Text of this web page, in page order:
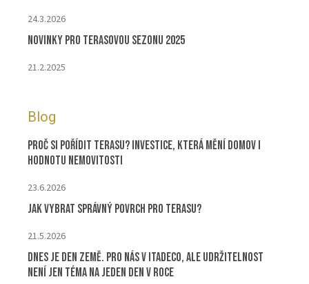
24.3.2026
Novinky pro terasovou sezonu 2025
21.2.2025
Blog
Proč si pořídit terasu? Investice, která mění domov i
hodnotu nemovitosti
23.6.2026
Jak vybrat správný povrch pro terasu?
21.5.2026
Dnes je Den Země. Pro nás v ITADECO, ale udržitelnost
není jen téma na jeden den v roce